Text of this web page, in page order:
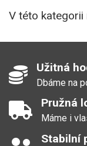
V této kategorii
Užitná
Dbáme na
Pružná
Máme i
Stabilní